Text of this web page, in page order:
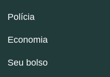
Polícia
Economia
Seu bolso